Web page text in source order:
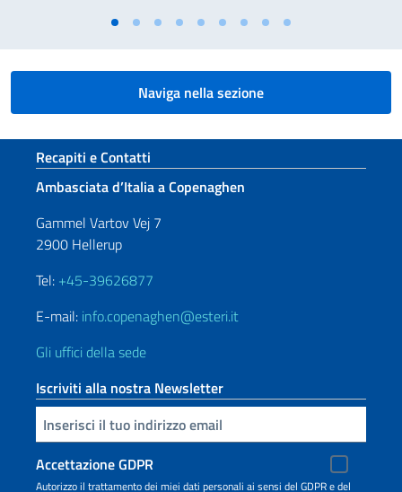
Naviga nella sezione
Sezione footer
Recapiti e Contatti
Ambasciata d’Italia a Copenaghen
Gammel Vartov Vej 7
2900 Hellerup
Tel: +45-39626877
E-mail: info.copenaghen@esteri.it
Gli uffici della sede
Iscriviti alla nostra Newsletter
Inserisci la tua email
Accettazione GDPR
Autorizzo il trattamento dei miei dati personali ai sensi del GDPR e del